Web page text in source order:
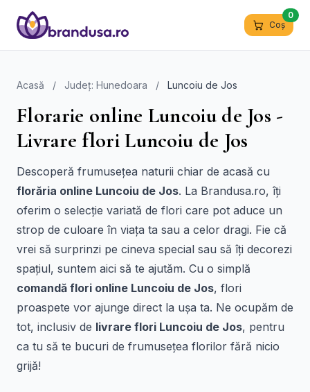
Coș
0
Acasă / Județ: Hunedoara / Luncoiu de Jos
Florarie online Luncoiu de Jos -
Livrare flori Luncoiu de Jos
Descoperă frumusețea naturii chiar de acasă cu
florăria online Luncoiu de Jos. La Brandusa.ro, îți
oferim o selecție variată de flori care pot aduce un
strop de culoare în viața ta sau a celor dragi. Fie că
vrei să surprinzi pe cineva special sau să îți decorezi
spațiul, suntem aici să te ajutăm. Cu o simplă
comandă flori online Luncoiu de Jos, flori
proaspete vor ajunge direct la ușa ta. Ne ocupăm de
tot, inclusiv de livrare flori Luncoiu de Jos, pentru
ca tu să te bucuri de frumusețea florilor fără nicio
grijă!